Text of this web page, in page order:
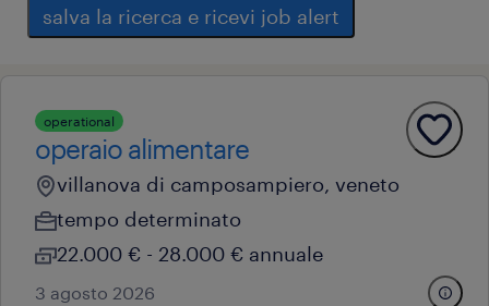
salva la ricerca e ricevi job alert
operational
operaio alimentare
villanova di camposampiero, veneto
tempo determinato
22.000 € - 28.000 € annuale
3 agosto 2026